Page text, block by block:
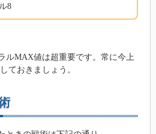
8
ルMAX値は超重要です。常に今上
ておきましょう。